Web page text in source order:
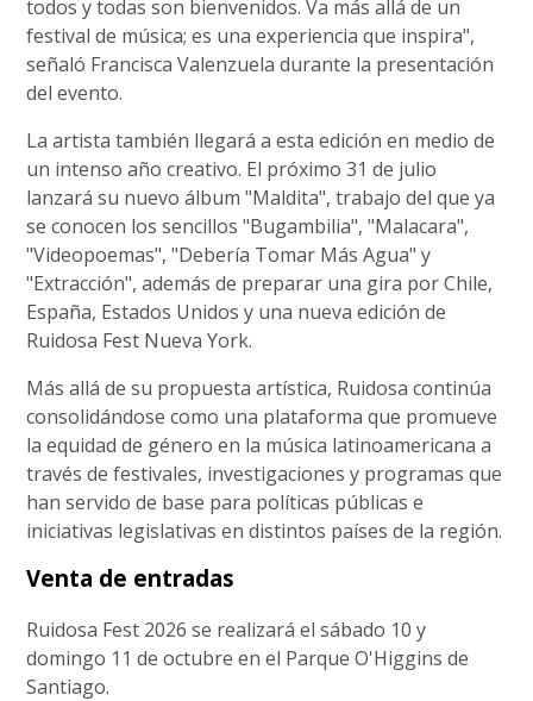
todos y todas son bienvenidos. Va más allá de un
festival de música; es una experiencia que inspira",
señaló Francisca Valenzuela durante la presentación
del evento.
La artista también llegará a esta edición en medio de
un intenso año creativo. El próximo 31 de julio
lanzará su nuevo álbum "Maldita", trabajo del que ya
se conocen los sencillos "Bugambilia", "Malacara",
"Videopoemas", "Debería Tomar Más Agua" y
"Extracción", además de preparar una gira por Chile,
España, Estados Unidos y una nueva edición de
Ruidosa Fest Nueva York.
Más allá de su propuesta artística, Ruidosa continúa
consolidándose como una plataforma que promueve
la equidad de género en la música latinoamericana a
través de festivales, investigaciones y programas que
han servido de base para políticas públicas e
iniciativas legislativas en distintos países de la región.
Venta de entradas
Ruidosa Fest 2026 se realizará el sábado 10 y
domingo 11 de octubre en el Parque O'Higgins de
Santiago.